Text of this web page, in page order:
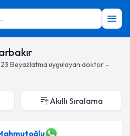
23 Beyazlatma uygulayan doktor -
Akıllı Sıralama